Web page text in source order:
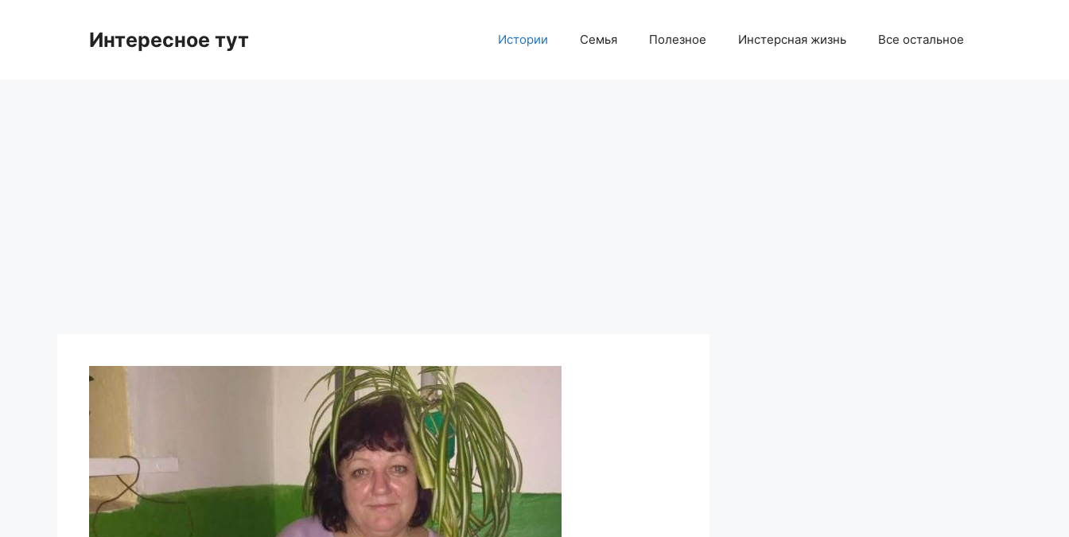
Интересное тут Истории Семья Полезное Инстерсная жизнь Все остальное